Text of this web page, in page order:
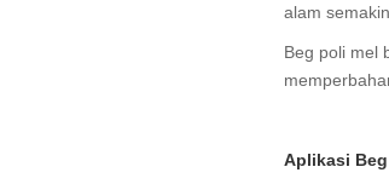
alam
Beg poli mel
Aplikasi